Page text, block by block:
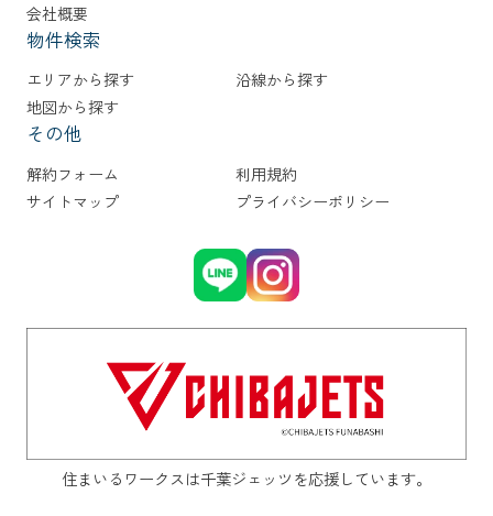
会社概要
物件検索
エリアから探す
沿線から探す
地図から探す
その他
解約フォーム
利用規約
サイトマップ
プライバシーポリシー
住まいるワークスは千葉ジェッツを応援しています。